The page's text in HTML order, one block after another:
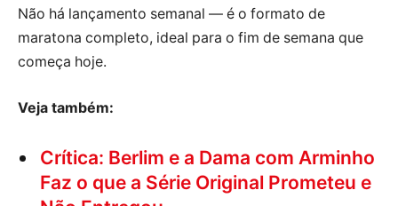
Não há lançamento semanal — é o formato de
maratona completo, ideal para o fim de semana que
começa hoje.
Veja também:
Crítica: Berlim e a Dama com Arminho
Faz o que a Série Original Prometeu e